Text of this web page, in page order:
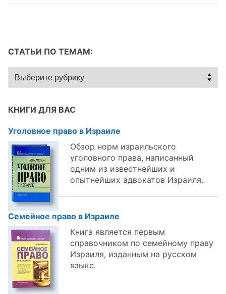
СТАТЬИ ПО ТЕМАМ:
Статьи
по
КНИГИ ДЛЯ ВАС
Уголовное право в Израиле
Обзор норм израильского
уголовного права, написанный
одним из известнейших и
опытнейших адвокатов Израиля.
Семейное право в Израиле
Книга является первым
справочником по семейному праву
Израиля, изданным на русском
языке.